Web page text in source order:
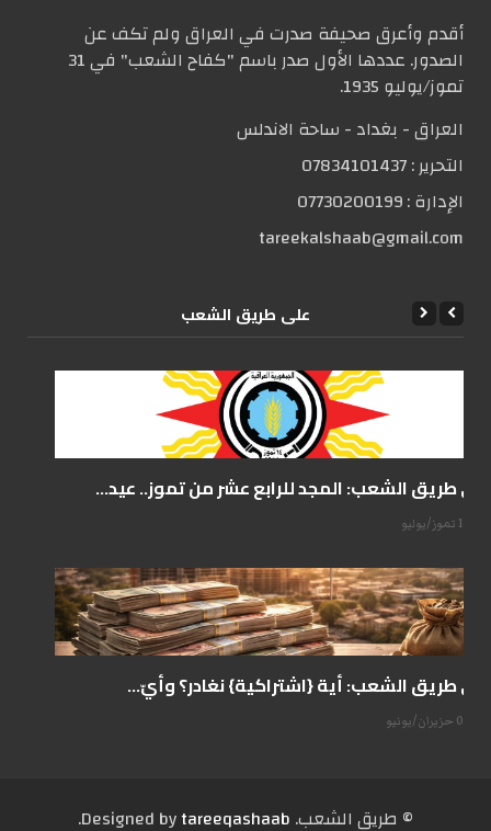
أقدم وأعرق صحيفة صدرت في العراق ولم تكف عن
الصدور. عددها الأول صدر باسم "كفاح الشعب" في 31
تموز/يوليو 1935.
العراق - بغداد - ساحة الاندلس
التحریر :07834101437
الإدارة :07730200199
tareekalshaab@gmail.com
علی طریق الشعب
على طريق الشعب: المجد للرابع عشر من تموز.. عيد...
14 تموز/يوليو
على طريق الشعب: أية {اشتراكية} نغادر؟ وأيّ...
07 حزيران/يونيو
© طریق الشعب. Designed by tareeqashaab
.